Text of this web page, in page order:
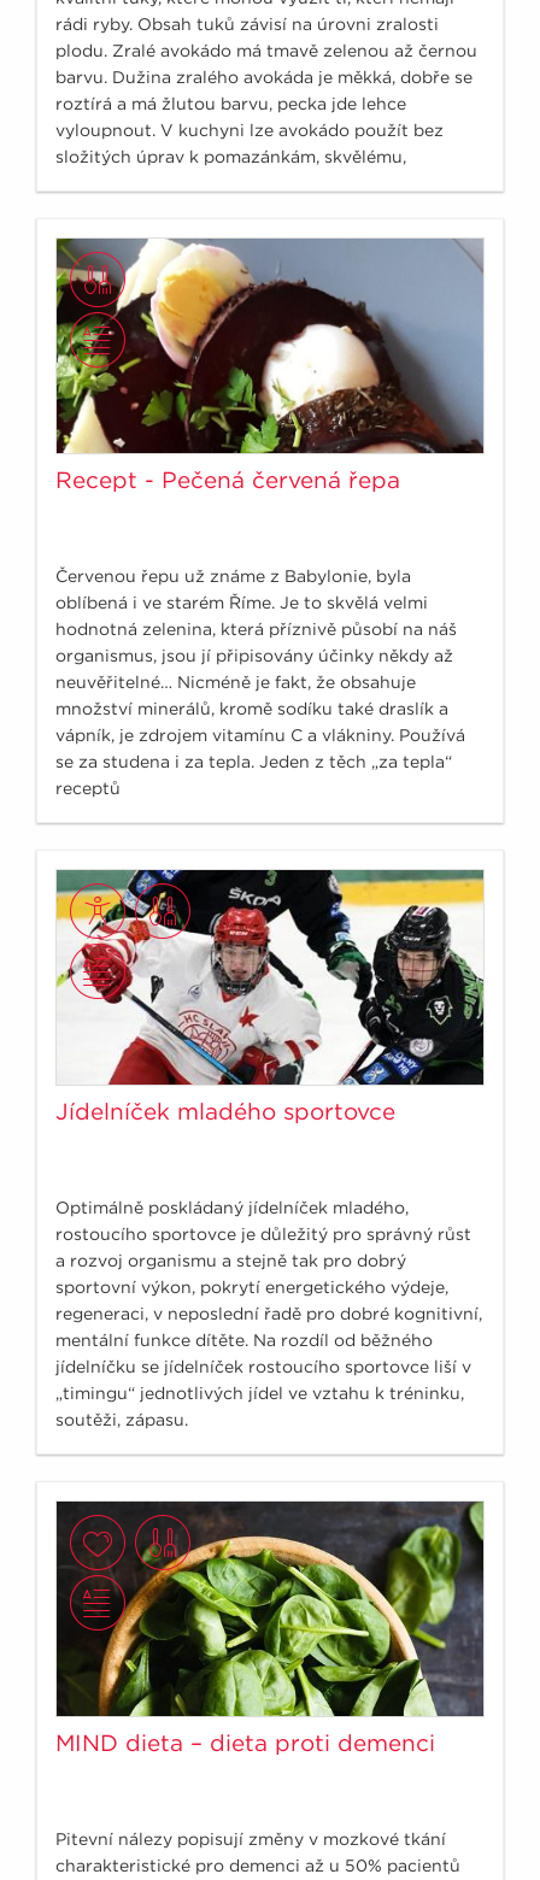
rádi ryby. Obsah tuků závisí na úrovni zralosti
plodu. Zralé avokádo má tmavě zelenou až černou
barvu. Dužina zralého avokáda je měkká, dobře se
roztírá a má žlutou barvu, pecka jde lehce
vyloupnout. V kuchyni lze avokádo použít bez
složitých úprav k pomazánkám, skvělému,
Recept - Pečená červená řepa
Červenou řepu už známe z Babylonie, byla
oblíbená i ve starém Říme. Je to skvělá velmi
hodnotná zelenina, která příznivě působí na náš
organismus, jsou jí připisovány účinky někdy až
neuvěřitelné… Nicméně je fakt, že obsahuje
množství minerálů, kromě sodíku také draslík a
vápník, je zdrojem vitamínu C a vlákniny. Používá
se za studena i za tepla. Jeden z těch „za tepla“
receptů
Jídelníček mladého sportovce
Optimálně poskládaný jídelníček mladého,
rostoucího sportovce je důležitý pro správný růst
a rozvoj organismu a stejně tak pro dobrý
sportovní výkon, pokrytí energetického výdeje,
regeneraci, v neposlední řadě pro dobré kognitivní,
mentální funkce dítěte. Na rozdíl od běžného
jídelníčku se jídelníček rostoucího sportovce liší v
„timingu“ jednotlivých jídel ve vztahu k tréninku,
soutěži, zápasu.
MIND dieta – dieta proti demenci
Pitevní nálezy popisují změny v mozkové tkání
charakteristické pro demenci až u 50% pacientů